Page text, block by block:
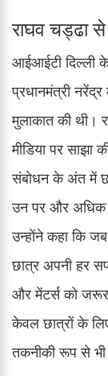
राघव चड्ढा
आईआईटी दिल्ली
प्रधानमंत्री
मुलाकात की थी।
मीडिया पर साझा
संबोधन के अंत में
उन पर और अधिक
उन्होंने कहा कि
छात्र अपनी हर
और मेंटर्स को जरूर
केवल छात्रों के
तकनीकी रूप से भी